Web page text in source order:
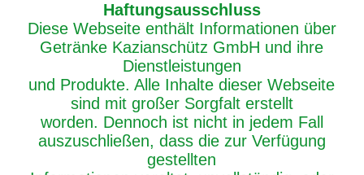
Haftungsausschluss
Diese Webseite enthält Informationen über
Getränke Kazianschütz GmbH und ihre
Dienstleistungen
und Produkte. Alle Inhalte dieser Webseite
sind mit großer Sorgfalt erstellt
worden. Dennoch ist nicht in jedem Fall
auszuschließen, dass die zur Verfügung
gestellten